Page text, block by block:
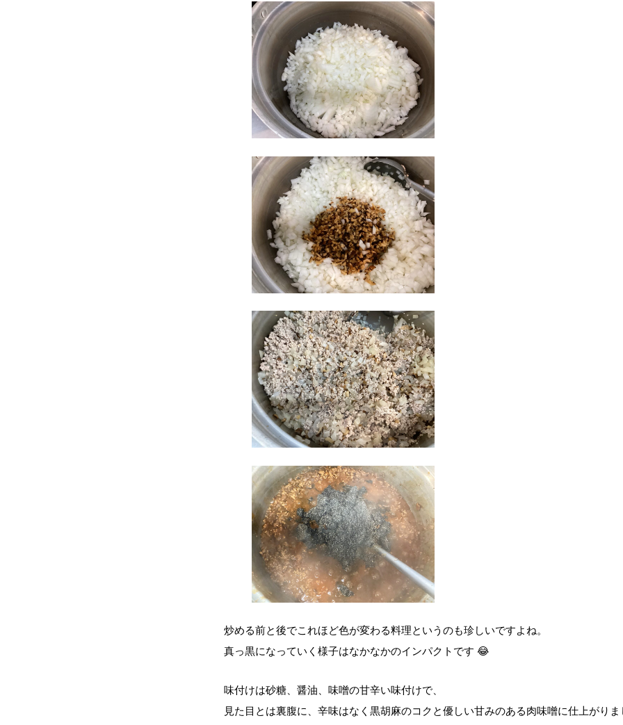
炒める前と後でこれほど色が変わる料理というのも珍しいですよね。
真っ黒になっていく様子はなかなかのインパクトです 😂
味付けは砂糖、醤油、味噌の甘辛い味付けで、
見た目とは裏腹に、辛味はなく黒胡麻のコクと優しい甘みのある肉味噌に仕上がりま